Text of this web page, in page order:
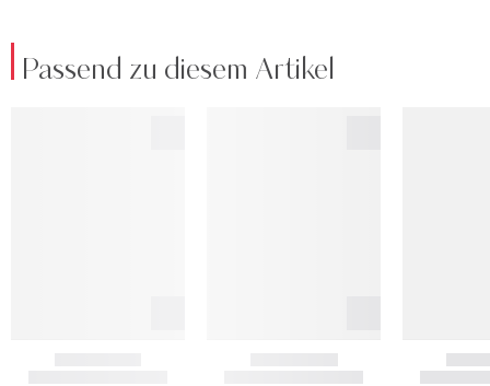
Passend zu diesem Artikel